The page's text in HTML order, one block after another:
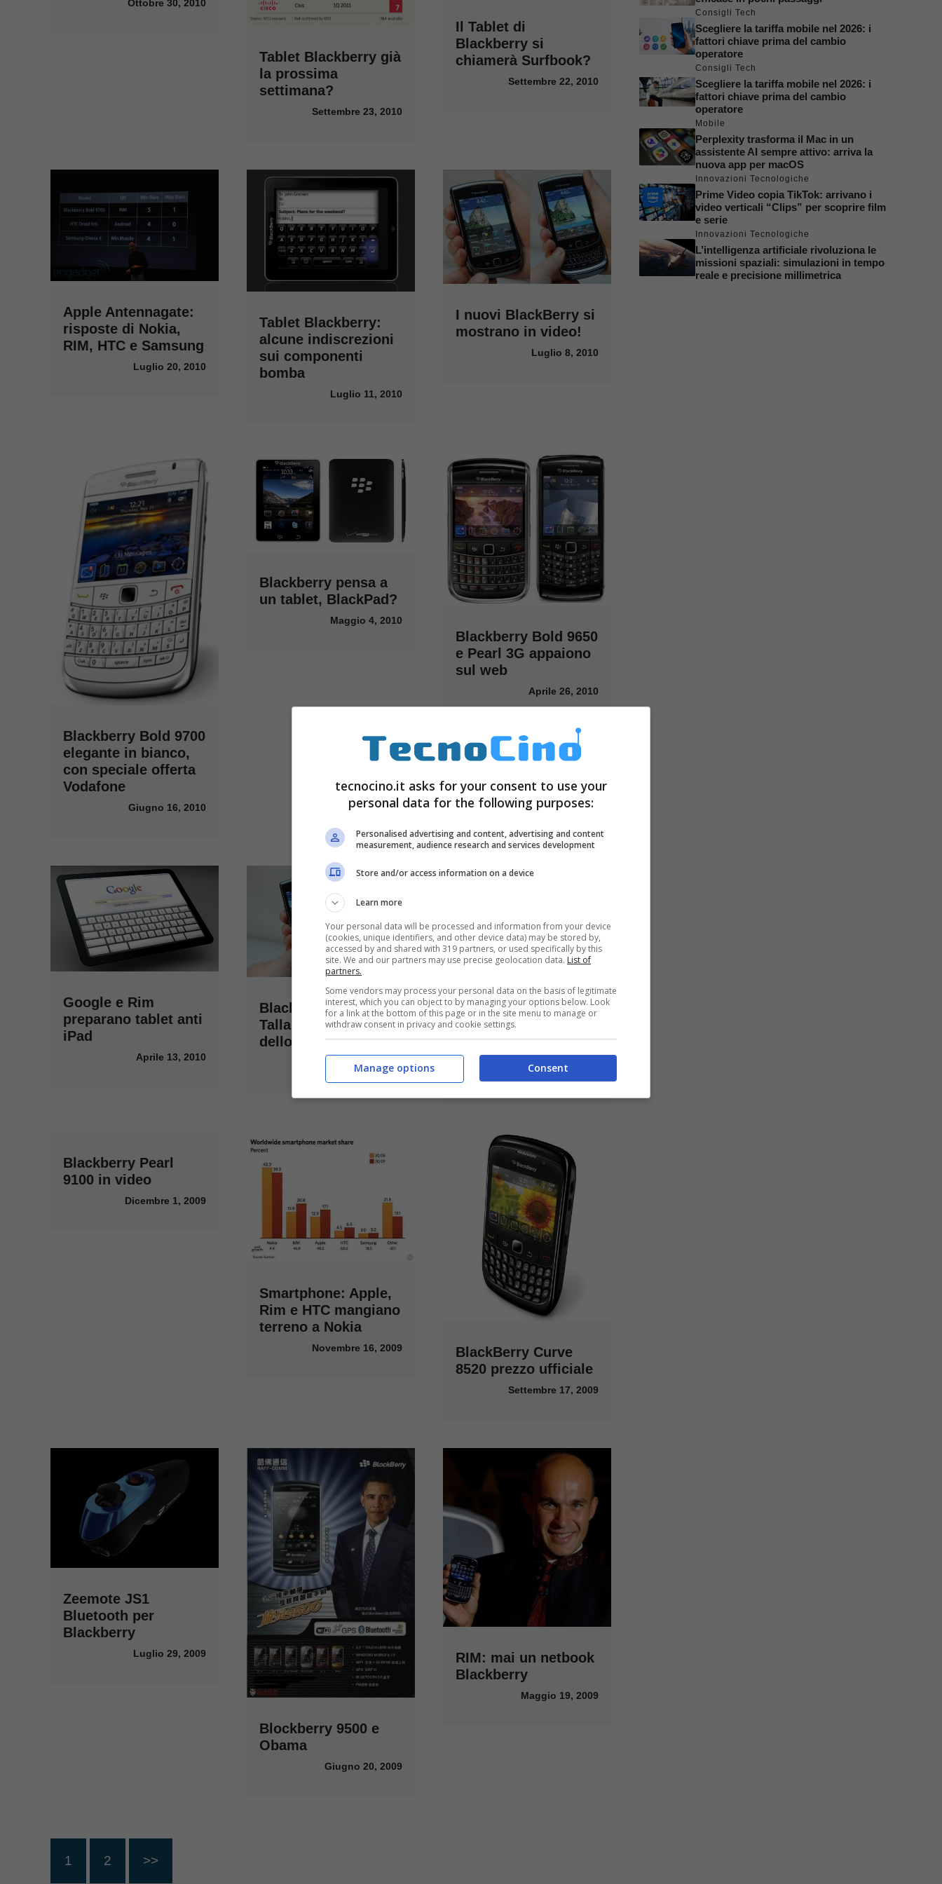
Ottobre 30, 2010
Tablet Blackberry già
la prossima
settimana?
Settembre 23, 2010
Il Tablet di
Blackberry si
chiamerà Surfbook?
Settembre 22, 2010
Apple Antennagate:
risposte di Nokia,
RIM, HTC e Samsung
Luglio 20, 2010
Tablet Blackberry:
alcune indiscrezioni
sui componenti
bomba
Luglio 11, 2010
I nuovi BlackBerry si
mostrano in video!
Luglio 8, 2010
Blackberry Bold 9700
elegante in bianco,
con speciale offerta
Vodafone
Giugno 16, 2010
Blackberry pensa a
un tablet, BlackPad?
Maggio 4, 2010
Blackberry Bold 9650
e Pearl 3G appaiono
sul web
Aprile 26, 2010
Google e Rim
preparano tablet anti
iPad
Aprile 13, 2010
Blackberry T o
Talladega, il nome
dello slider
Marzo 19, 2010
Blackberry ferma
proiettile e salva
donna
Febbraio 14, 2010
Blackberry Pearl
9100 in video
Dicembre 1, 2009
Smartphone: Apple,
Rim e HTC mangiano
terreno a Nokia
Novembre 16, 2009
BlackBerry Curve
8520 prezzo ufficiale
Settembre 17, 2009
Zeemote JS1
Bluetooth per
Blackberry
Luglio 29, 2009
Blockberry 9500 e
Obama
Giugno 20, 2009
RIM: mai un netbook
Blackberry
Maggio 19, 2009
1 2 >>
Consigli Tech
Scegliere la tariffa mobile nel 2026: i
fattori chiave prima del cambio
operatore
Consigli Tech
Scegliere la tariffa mobile nel 2026: i
fattori chiave prima del cambio
operatore
Mobile
Perplexity trasforma il Mac in un
assistente AI sempre attivo: arriva la
nuova app per macOS
Innovazioni Tecnologiche
Prime Video copia TikTok: arrivano i
video verticali “Clips” per scoprire film
e serie
Innovazioni Tecnologiche
L’intelligenza artificiale rivoluziona le
missioni spaziali: simulazioni in tempo
reale e precisione millimetrica
tecnocino.it asks for your consent to use your
personal data for the following purposes:
Personalised advertising and content, advertising and content
measurement, audience research and services development
Store and/or access information on a device
Learn more
Your personal data will be processed and information from your device
(cookies, unique identifiers, and other device data) may be stored by,
accessed by and shared with 319 partners, or used specifically by this
site. We and our partners may use precise geolocation data. List of
partners.
Some vendors may process your personal data on the basis of legitimate
interest, which you can object to by managing your options below. Look
for a link at the bottom of this page or in the site menu to manage or
withdraw consent in privacy and cookie settings.
Consent
Manage options